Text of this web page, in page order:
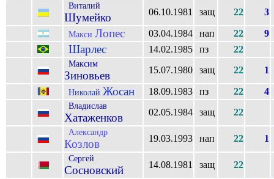
Виталий
Шумейко 06.10.1981 защ 22 3
Макси Лопес 03.04.1984 нап 22 9
Шарлес 14.02.1985 пз 22
Максим
Зиновьев 15.07.1980 защ 22 1
Николай Жосан 18.09.1983 пз 22 4
Владислав
Хатаженков 02.05.1984 защ 22
Александр
Козлов 19.03.1993 нап 22 1
Сергей
Сосновский 14.08.1981 защ 22